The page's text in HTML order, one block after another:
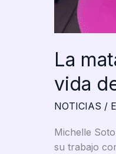
La
vida
NOTICIAS /
Michelle
su trabajo